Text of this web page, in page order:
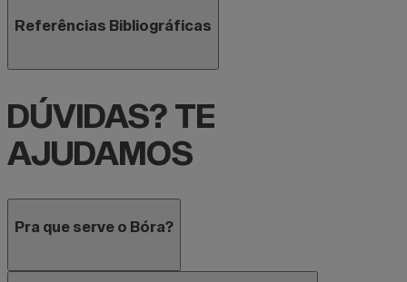
Referências Bibliográficas
DÚVIDAS? TE
AJUDAMOS
Pra que serve o Bóra?